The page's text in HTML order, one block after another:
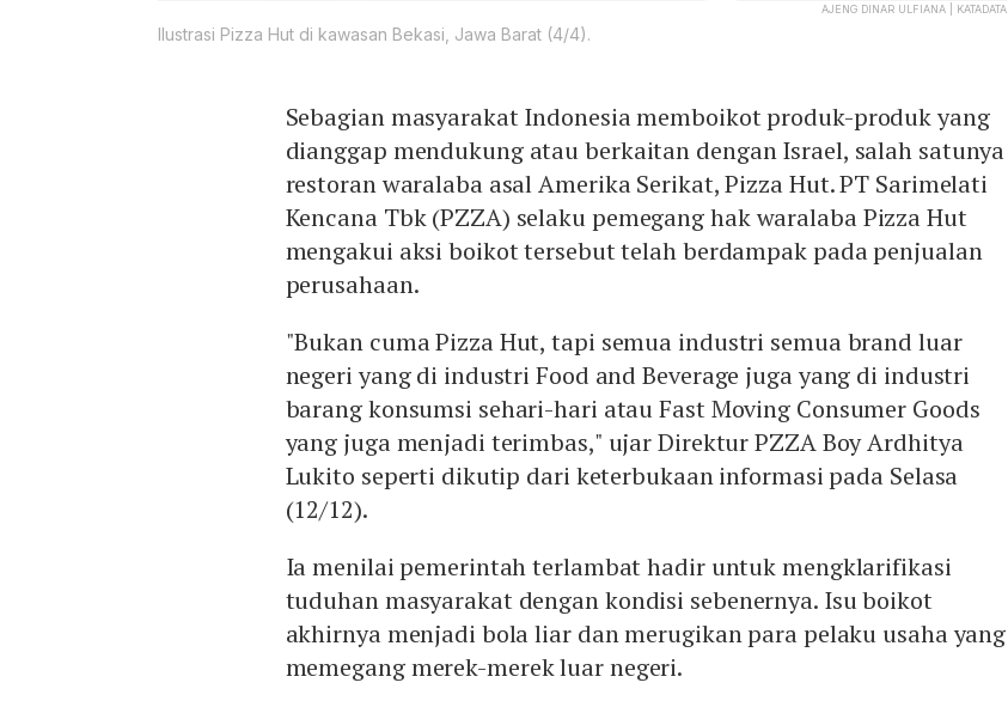
AJENG DINAR ULFIANA | KATADATA
Ilustrasi Pizza Hut di kawasan Bekasi, Jawa Barat (4/4).
Sebagian masyarakat Indonesia memboikot produk-produk yang
dianggap mendukung atau berkaitan dengan Israel, salah satunya
restoran waralaba asal Amerika Serikat, Pizza Hut. PT Sarimelati
Kencana Tbk (PZZA) selaku pemegang hak waralaba Pizza Hut
mengakui aksi boikot tersebut telah berdampak pada penjualan
perusahaan.
"Bukan cuma Pizza Hut, tapi semua industri semua brand luar
negeri yang di industri Food and Beverage juga yang di industri
barang konsumsi sehari-hari atau Fast Moving Consumer Goods
yang juga menjadi terimbas," ujar Direktur PZZA Boy Ardhitya
Lukito seperti dikutip dari keterbukaan informasi pada Selasa
(12/12).
Ia menilai pemerintah terlambat hadir untuk mengklarifikasi
tuduhan masyarakat dengan kondisi sebenernya. Isu boikot
akhirnya menjadi bola liar dan merugikan para pelaku usaha yang
memegang merek-merek luar negeri.